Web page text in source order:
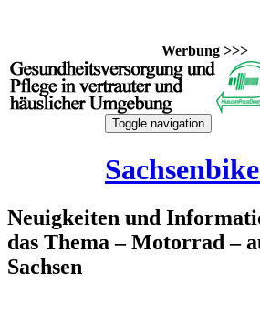
Werbung >>>
Toggle navigation
Neuigkeiten und
das Thema – Motorrad –
Sachsen